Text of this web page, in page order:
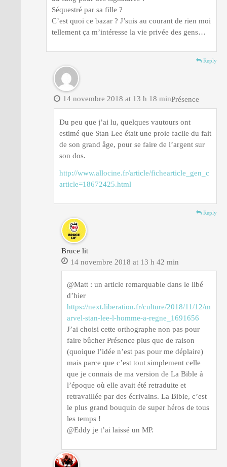
Séquestré par sa fille ?
C’est quoi ce bazar ? J’suis au courant de rien moi
tellement ça m’intéresse la vie privée des gens…
Reply
Présence
14 novembre 2018 at 13 h 18 min
Du peu que j’ai lu, quelques vautours ont
estimé que Stan Lee était une proie facile du fait
de son grand âge, pour se faire de l’argent sur
son dos.
http://www.allocine.fr/article/fichearticle_gen_c
article=18672425.html
Reply
Bruce lit
14 novembre 2018 at 13 h 42 min
@Matt : un article remarquable dans le libé
d’hier
https://next.liberation.fr/culture/2018/11/12/m
arvel-stan-lee-l-homme-a-regne_1691656
J’ai choisi cette orthographe non pas pour
faire bûcher Présence plus que de raison
(quoique l’idée n’est pas pour me déplaire)
mais parce que c’est tout simplement celle
que je connais de ma version de La Bible à
l’époque où elle avait été retraduite et
retravaillée par des écrivains. La Bible, c’est
le plus grand bouquin de super héros de tous
les temps !
@Eddy je t’ai laissé un MP.